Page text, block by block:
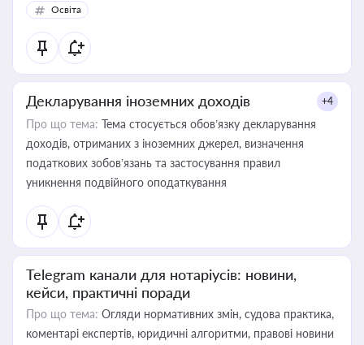
Освіта
Декларування іноземних доходів +4
Про що тема: Тема стосується обов’язку декларування
доходів, отриманих з іноземних джерел, визначення
податкових зобов’язань та застосування правил
уникнення подвійного оподаткування
Telegram канали для нотаріусів: новини,
кейси, практичні поради
Про що тема: Огляди нормативних змін, судова практика,
коментарі експертів, юридичні алгоритми, правові новини